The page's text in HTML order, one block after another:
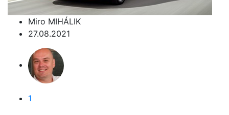
Miro MIHÁLIK
27.08.2021
1